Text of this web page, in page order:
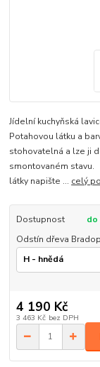
Jídelní kuchyňská
Potahovou látku a
stohovatelná a lze ji
smontovaném
látky napište ... celý
Dostupnost
Odstín dřeva Bradop
4 190 Kč
3 463 Kč bez DPH